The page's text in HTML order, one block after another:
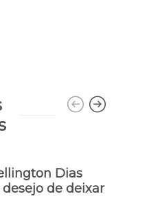
Dias
de deixar